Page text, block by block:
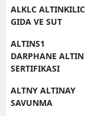
ALKLC ALTINKILIC
GIDA VE SUT
ALTINS1
DARPHANE ALTIN
SERTIFIKASI
ALTNY ALTINAY
SAVUNMA